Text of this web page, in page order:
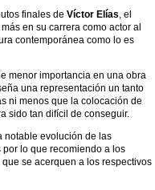
finales de Víctor Elías , el
en su carrera como actor al
contemporánea como lo es
menor importancia en una obra
una representación un tanto
ni menos que la colocación de
sido tan difícil de conseguir.
notable evolución de las
lo que recomiendo a los
se acerquen a los respectivos